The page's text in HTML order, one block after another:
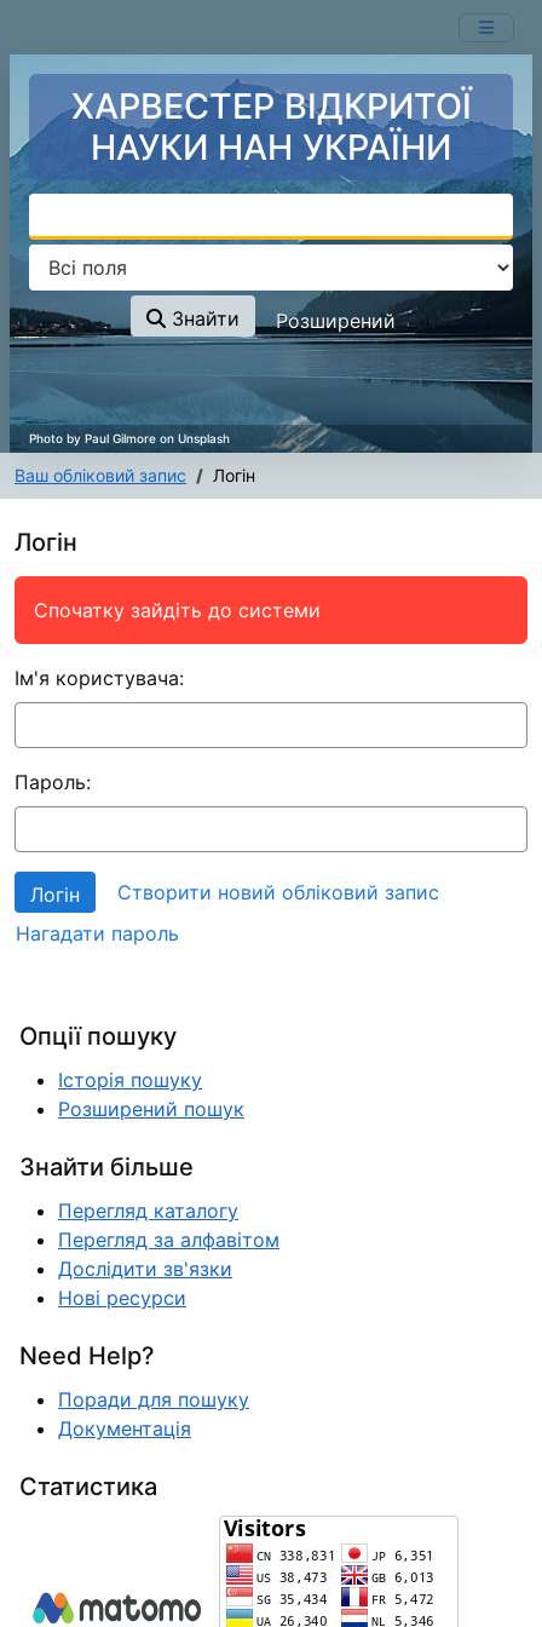
ХАРВЕСТЕР ВІДКРИТОЇ
НАУКИ НАН УКРАЇНИ
Знайти Розширений
Ваш обліковий запис Логін
Логін
Спочатку зайдіть до системи
Ім'я користувача:
Пароль:
Створити новий обліковий запис
Нагадати пароль
Опції пошуку
Історія пошуку
Розширений пошук
Знайти більше
Перегляд каталогу
Перегляд за алфавітом
Дослідити зв'язки
Нові ресурси
Need Help?
Поради для пошуку
Документація
Статистика